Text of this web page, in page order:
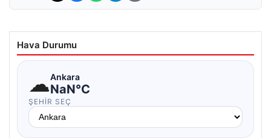
Hava Durumu
☁Ankara
NaN°C
ŞEHIR SEÇ